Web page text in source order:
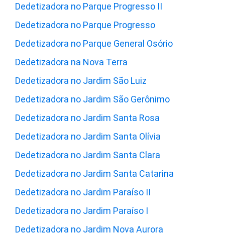
Dedetizadora no Parque Progresso II
Dedetizadora no Parque Progresso
Dedetizadora no Parque General Osório
Dedetizadora na Nova Terra
Dedetizadora no Jardim São Luiz
Dedetizadora no Jardim São Gerônimo
Dedetizadora no Jardim Santa Rosa
Dedetizadora no Jardim Santa Olívia
Dedetizadora no Jardim Santa Clara
Dedetizadora no Jardim Santa Catarina
Dedetizadora no Jardim Paraíso II
Dedetizadora no Jardim Paraíso I
Dedetizadora no Jardim Nova Aurora